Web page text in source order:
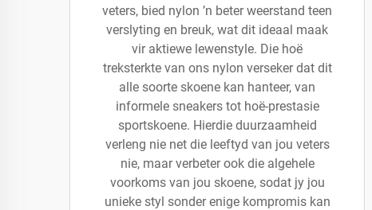
veters, bied nylon ’n beter weerstand teen
verslyting en breuk, wat dit ideaal maak
vir aktiewe lewenstyle. Die hoë
treksterkte van ons nylon verseker dat dit
alle soorte skoene kan hanteer, van
informele sneakers tot hoë-prestasie
sportskoene. Hierdie duurzaamheid
verleng nie net die leeftyd van jou veters
nie, maar verbeter ook die algehele
voorkoms van jou skoene, sodat jy jou
unieke styl sonder enige kompromis kan